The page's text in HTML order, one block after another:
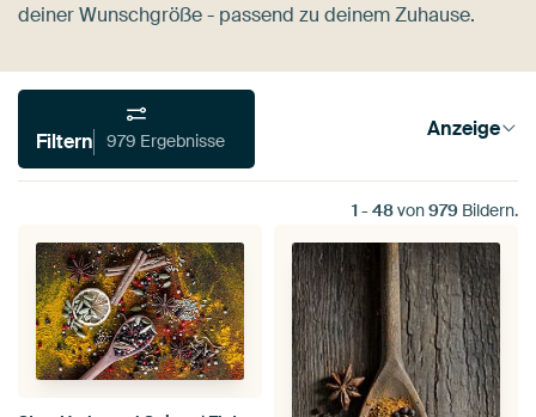
deiner Wunschgröße - passend zu deinem Zuhause.
Filtern 979 Ergebnisse Anzeige
1 - 48von979 Bildern.